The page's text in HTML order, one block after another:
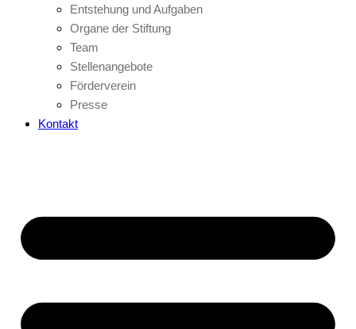
Entstehung und Aufgaben
Organe der Stiftung
Team
Stellenangebote
Förderverein
Presse
Kontakt